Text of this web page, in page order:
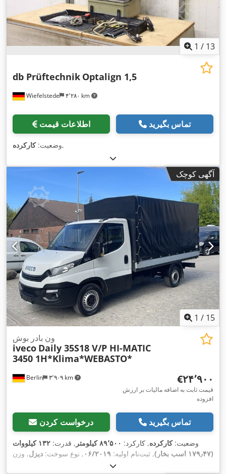
1 / 13
Wiefelstede ۴٬۲۸۰ km
db Prüftechnik Optalign 1,5
اطلاعات قیمت تماس بگیرید
وضعیت:کارکرده ,
آگهی کوچک
1 / 15
Berlin ۳٬۹۰۹ km
ون بادر بوش
iveco Daily 35S18 V/P HI-MATIC
3450 1H*Klima*WEBASTO*
‎€۲۴٬۹۰۰
قیمت ثابت به اضافه مالیات بر ارزش
افزوده
درخواست کردن تماس بگیرید
وضعیت:کارکرده, کارکرد: ۸۹٬۵۰۰ کیلومتر , قدرت:
۱۳۲ کیلووات
(۱۷۹٫۴۷ اسب بخار)
, ثبت‌نام اولیه: ۰۶/۲۰۱۹ , نوع سوخت: دیزل, وزن
, حداکثر وزن بار: